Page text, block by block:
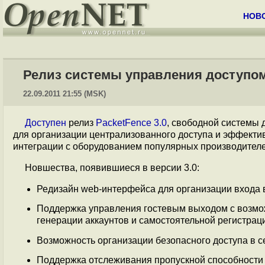
Релиз системы управления
22.09.2011 21:55 (MSK)
Доступен релиз PacketFence 3.0, свободной системы
для организации централизованного доступа и
интеграции с оборудованием популярных
Новшества, появившиеся в версии 3.0:
Редизайн web-интерфейса для организации входа
Поддержка управления гостевым выходом с
генерации аккаунтов и самостоятельной
Возможность организации безопасного доступа в
Поддержка отслеживания пропускной